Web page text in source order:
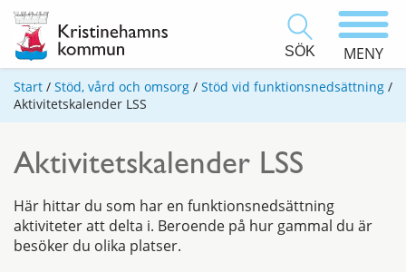
SÖK MENY
Start / Stöd, vård och omsorg / Stöd vid funktionsnedsättning /
Aktivitetskalender LSS
Aktivitetskalender LSS
Här hittar du som har en funktionsnedsättning
aktiviteter att delta i. Beroende på hur gammal du är
besöker du olika platser.